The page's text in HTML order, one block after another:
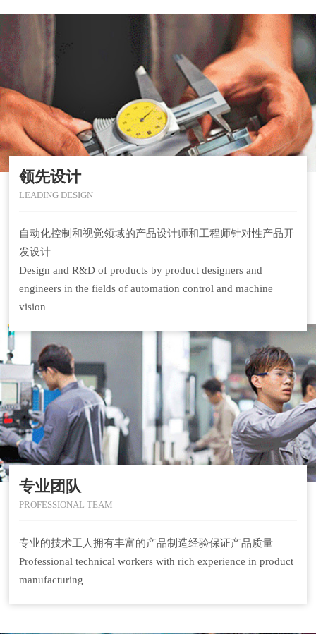
领先设计
LEADING DESIGN
自动化控制和视觉领域的产品设计师和工程师针对性产品开
发设计
Design and R&D of products by product designers and
engineers in the fields of automation control and machine
vision
专业团队
PROFESSIONAL TEAM
专业的技术工人拥有丰富的产品制造经验保证产品质量
Professional technical workers with rich experience in product
manufacturing